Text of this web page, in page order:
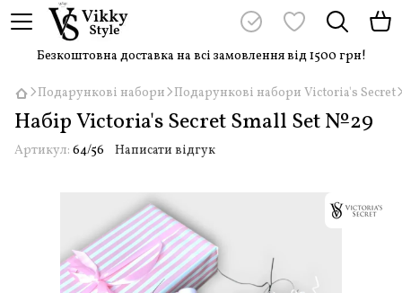
Безкоштовна доставка на всі замовлення від 1500 грн!
Подарункові набори Подарункові набори Victoria's Secret
Набір Victoria's Secret Small Set №29
Артикул: 64/56 Написати відгук